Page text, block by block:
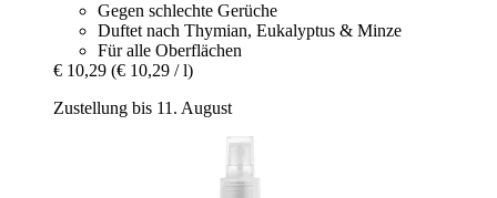
Gegen schlechte Gerüche
Duftet nach Thymian, Eukalyptus & Minze
Für alle Oberflächen
€ 10,29 (€ 10,29 / l)
Zustellung bis 11. August